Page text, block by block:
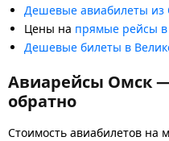
Дешевые авиабилеты из
Цены на прямые рейсы
Дешевые билеты в
Авиарейсы Омск
обратно
Стоимость авиабилетов